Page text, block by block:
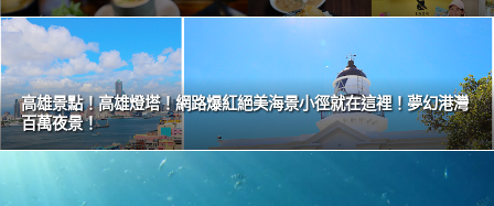
高雄景點！高雄燈塔！網路爆紅絕美海景小徑就在這裡！夢幻港灣
百萬夜景！